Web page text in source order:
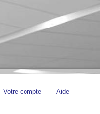
Votre compte Aide